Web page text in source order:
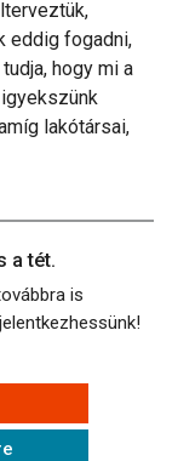
eddig fogadni,
hogy mi a
lakótársai,
a tét.
is